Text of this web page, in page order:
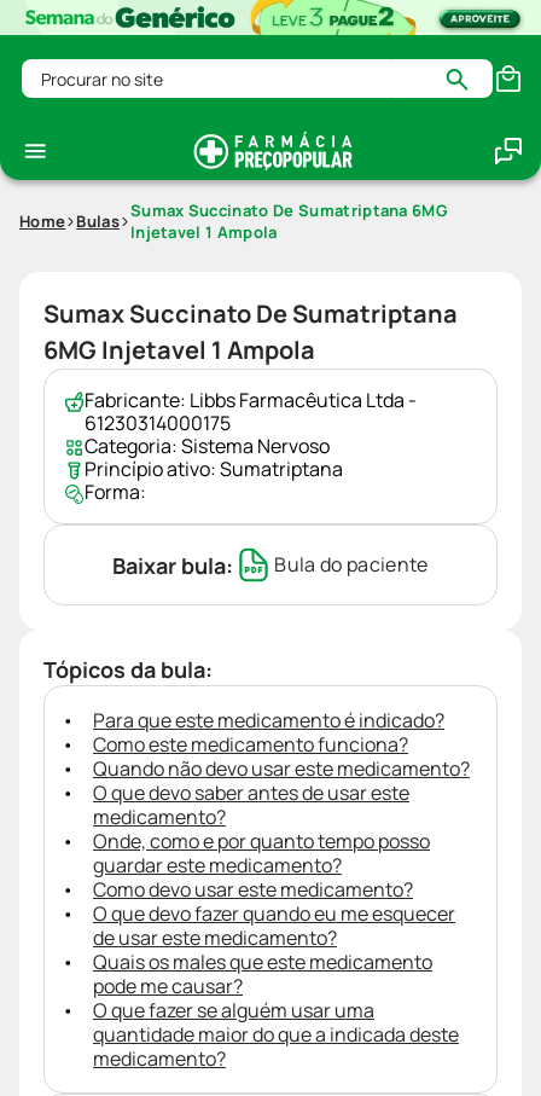
Procurar no site
Home Bulas Sumax Succinato De Sumatriptana 6MG
Injetavel 1 Ampola
Sumax Succinato De Sumatriptana
6MG Injetavel 1 Ampola
Fabricante: Libbs Farmacêutica Ltda -
61230314000175
Categoria:Sistema Nervoso
Princípio ativo:Sumatriptana
Forma:
Baixar bula: Bula do paciente
Tópicos da bula:
Para que este medicamento é indicado?
Como este medicamento funciona?
Quando não devo usar este medicamento?
O que devo saber antes de usar este
medicamento?
Onde, como e por quanto tempo posso
guardar este medicamento?
Como devo usar este medicamento?
O que devo fazer quando eu me esquecer
de usar este medicamento?
Quais os males que este medicamento
pode me causar?
O que fazer se alguém usar uma
quantidade maior do que a indicada deste
medicamento?